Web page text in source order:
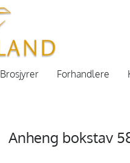
Brosjyrer Forhandlere
Anheng bokstav